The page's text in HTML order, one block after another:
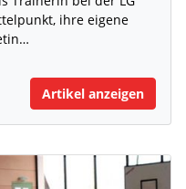
ihre eigene
Artikel anzeigen